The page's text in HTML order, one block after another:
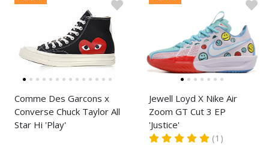
Comme Des Garcons x
Converse Chuck Taylor All
Star Hi 'Play'
Jewell Loyd X Nike Air
Zoom GT Cut 3 EP
'Justice'
(1)